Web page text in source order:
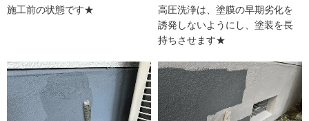
施工前の状態です★
高圧洗浄は、塗膜の早期劣化を
誘発しないようにし、塗装を長
持ちさせます★